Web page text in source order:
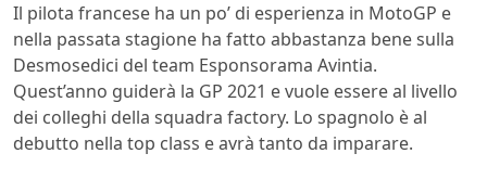
Il pilota francese ha un po’ di esperienza in MotoGP e
nella passata stagione ha fatto abbastanza bene sulla
Desmosedici del team Esponsorama Avintia.
Quest’anno guiderà la GP 2021 e vuole essere al livello
dei colleghi della squadra factory. Lo spagnolo è al
debutto nella top class e avrà tanto da imparare.